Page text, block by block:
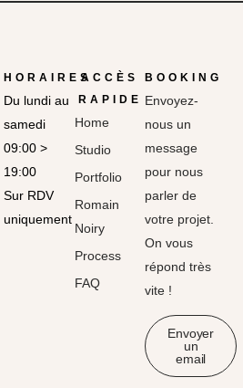
HORAIRES
Du lundi au
samedi
09:00 >
19:00
Sur RDV
uniquement
ACCÈS
RAPIDE
Home
Studio
Portfolio
Romain
Noiry
Process
FAQ
BOOKING
Envoyez-
nous un
message
pour nous
parler de
votre projet.
On vous
répond très
vite !
Envoyer
un
email